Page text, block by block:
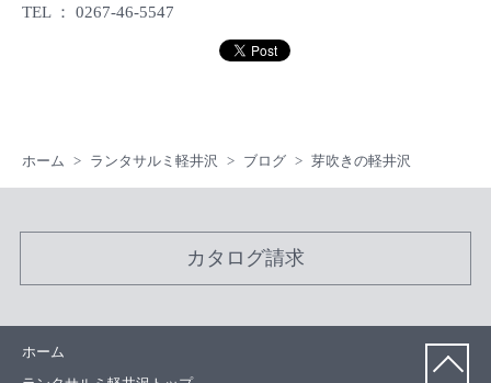
TEL ： 0267-46-5547
ホーム ランタサルミ軽井沢 ブログ 芽吹きの軽井沢
カタログ請求
ホーム